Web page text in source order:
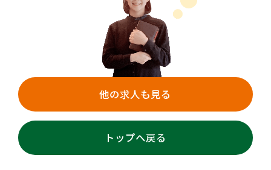
他の求人も見る
トップへ戻る